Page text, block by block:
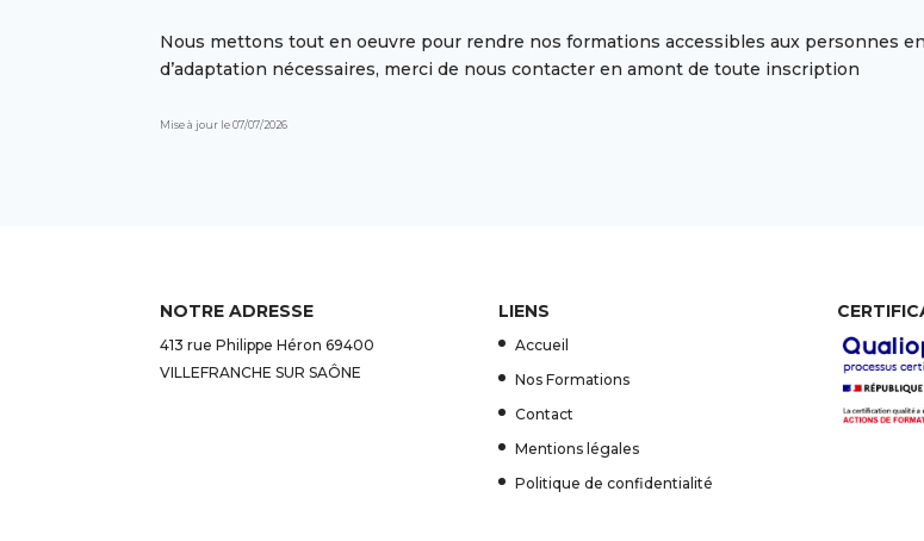
Nous mettons tout en oeuvre pour rendre nos formations accessibles aux personnes
d’adaptation nécessaires, merci de nous contacter en amont de toute inscription
Mise à jour le 07/07/2026
NOTRE ADRESSE
413 rue Philippe Héron 69400
VILLEFRANCHE SUR SAÔNE
LIENS
Accueil
Nos Formations
Contact
Mentions légales
Politique de confidentialité